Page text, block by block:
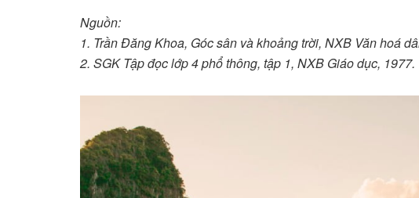
Nguồn:
1. Trần Đăng Khoa, Góc sân và khoảng trời, NXB Văn hoá
2. SGK Tập đọc lớp 4 phổ thông, tập 1, NXB Giáo dục, 1977.